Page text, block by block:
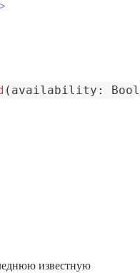
( availability :
известную